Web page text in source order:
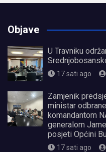
Objave
U Travniku
17 sati ago
Zamjenik
ministar
komandantom
generalom
posjeti Općini
17 sati ago